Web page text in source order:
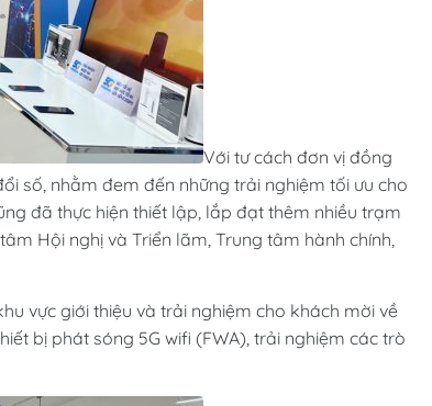
Với tư cách đơn vị đồng
số, nhằm đem đến những trải nghiệm tối ưu cho
đã thực hiện thiết lập, lắp đạt thêm nhiều trạm
Hội nghị và Triển lãm, Trung tâm hành chính,
vực giới thiệu và trải nghiệm cho khách mời về
bị phát sóng 5G wifi (FWA), trải nghiệm các trò